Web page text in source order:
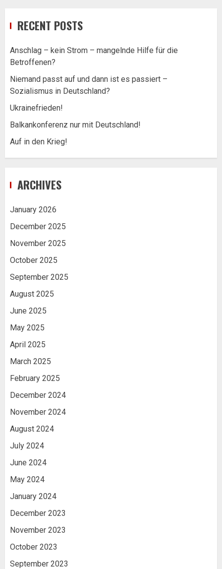
RECENT POSTS
Anschlag – kein Strom – mangelnde Hilfe für die
Betroffenen?
Niemand passt auf und dann ist es passiert –
Sozialismus in Deutschland?
Ukrainefrieden!
Balkankonferenz nur mit Deutschland!
Auf in den Krieg!
ARCHIVES
January 2026
December 2025
November 2025
October 2025
September 2025
August 2025
June 2025
May 2025
April 2025
March 2025
February 2025
December 2024
November 2024
August 2024
July 2024
June 2024
May 2024
January 2024
December 2023
November 2023
October 2023
September 2023